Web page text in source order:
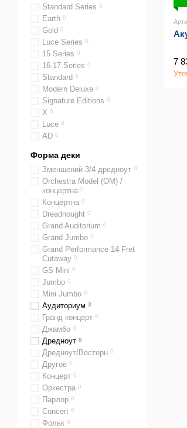
7
Standard Series 0
Earth 0
Gold 0
Luce Series 0
15 Series 0
16-17 Series 0
Standard 0
Modern Deluxe 0
Signature Editions 0
Х 0
Luce 0
AD 0
Форма деки
Зменшений 3/4 дредноут 0
Orchestra Model (OM) /
концертна 0
Концертна 0
Dreadnought 0
Grand Auditorium 0
Grand Jumbo 0
Grand Performance 14 Fret
Cutaway 0
GS Mini 0
Jumbo 0
Mini Jumbo 0
Аудиториум 3
Гранд концерт 0
Джамбо 0
Дредноут 8
Дредноут/Вестерн 0
Другое 0
Концерт 0
Оркестра 0
Парлор 0
Сoncert 0
Фольк 0